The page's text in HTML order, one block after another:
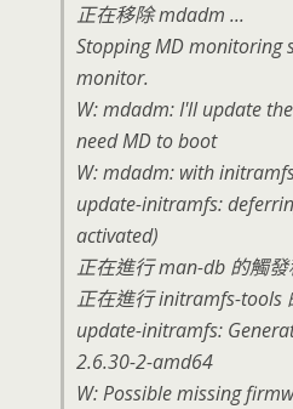
正在移除 mdadm ...
Stopping MD monitoring
monitor.
W: mdadm: I'll update
need MD to boot
W: mdadm: with
update-initramfs:
activated)
正在進行 man-db 的觸發
正在進行 initramfs-tools
update-initramfs:
2.6.30-2-amd64
W: Possible missing